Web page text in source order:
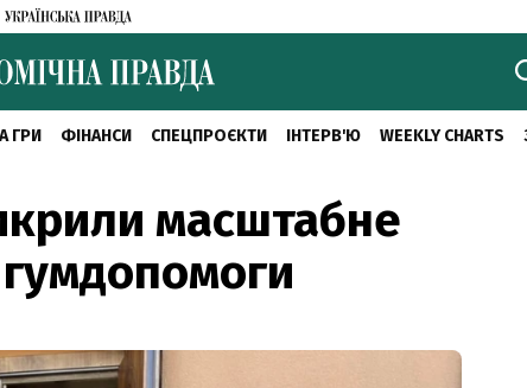
ГРИ ФІНАНСИ СПЕЦПРОЄКТИ ІНТЕРВ'Ю WEEKLY CHARTS
масштабне